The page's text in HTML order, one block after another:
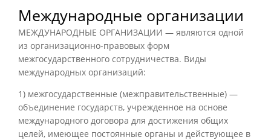
Международные организации
МЕЖДУНАРОДНЫЕ ОРГАНИЗАЦИИ — являются одной
из организационно-правовых форм
межгосударственного сотрудничества. Виды
международных организаций:
1) межгосударственные (межправительственные) —
объединение государств, учрежденное на основе
международного договора для достижения общих
целей, имеющее постоянные органы и действующее в